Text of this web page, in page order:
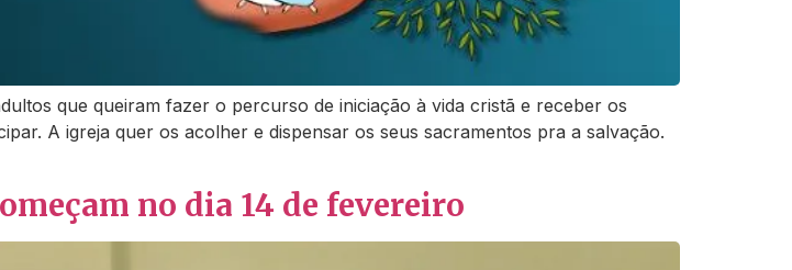
que queiram fazer o percurso de iniciação à vida cristã e receber os
A igreja quer os acolher e dispensar os seus sacramentos pra a salvação.
no dia 14 de fevereiro